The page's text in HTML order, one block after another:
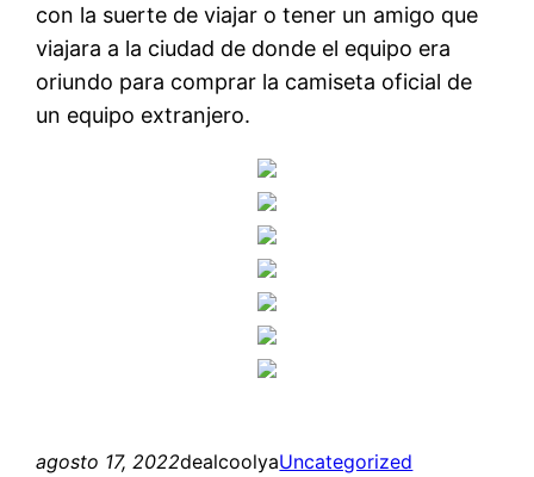
con la suerte de viajar o tener un amigo que
viajara a la ciudad de donde el equipo era
oriundo para comprar la camiseta oficial de
un equipo extranjero.
agosto 17, 2022dealcoolyaUncategorized